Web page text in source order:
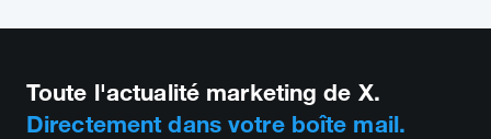
Toute l'actualité marketing de X.
Directement dans votre boîte mail.